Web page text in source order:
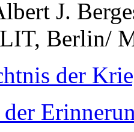
J.
Berlin/
der